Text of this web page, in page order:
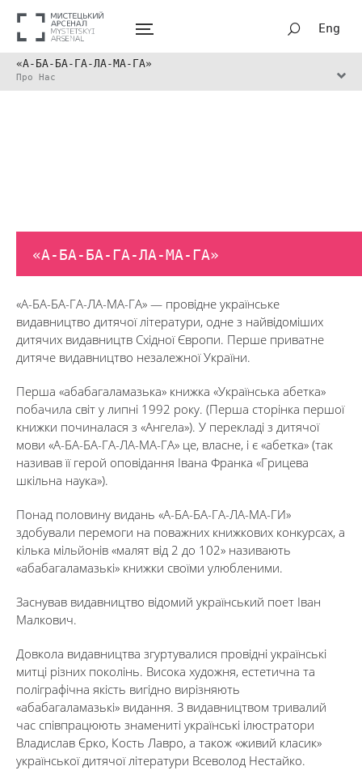
Eng
«А-БА-БА-ГА-ЛА-МА-ГА»
Про Нас
«А-БА-БА-ГА-ЛА-МА-ГА»
«А-БА-БА-ГА-ЛА-МА-ГА» — провідне українське
видавництво дитячої літератури, одне з найвідоміших
дитячих видавництв Східної Європи. Перше приватне
дитяче видавництво незалежної України.
Перша «абабагаламазька» книжка «Українська абетка»
побачила світ у липні 1992 року. (Перша сторінка першої
книжки починалася з «Ангела»). У перекладі з дитячої
мови «А-БА-БА-ГА-ЛА-МА-ГА» це, власне, і є «абетка» (так
називав її герой оповідання Івана Франка «Грицева
шкільна наука»).
Понад половину видань «А-БА-БА-ГА-ЛА-МА-ГИ»
здобували перемоги на поважних книжкових конкурсах, а
кілька мільйонів «малят від 2 до 102» називають
«абабагаламазькі» книжки своїми улюбленими.
Заснував видавництво відомий український поет Іван
Малкович.
Довкола видавництва згуртувалися провідні українські
митці різних поколінь. Висока художня, естетична та
поліграфічна якість вигідно вирізняють
«абабагаламазькі» видання. З видавництвом тривалий
час співпрацюють знамениті українські ілюстратори
Владислав Єрко, Кость Лавро, а також «живий класик»
української дитячої літератури Всеволод Нестайко.